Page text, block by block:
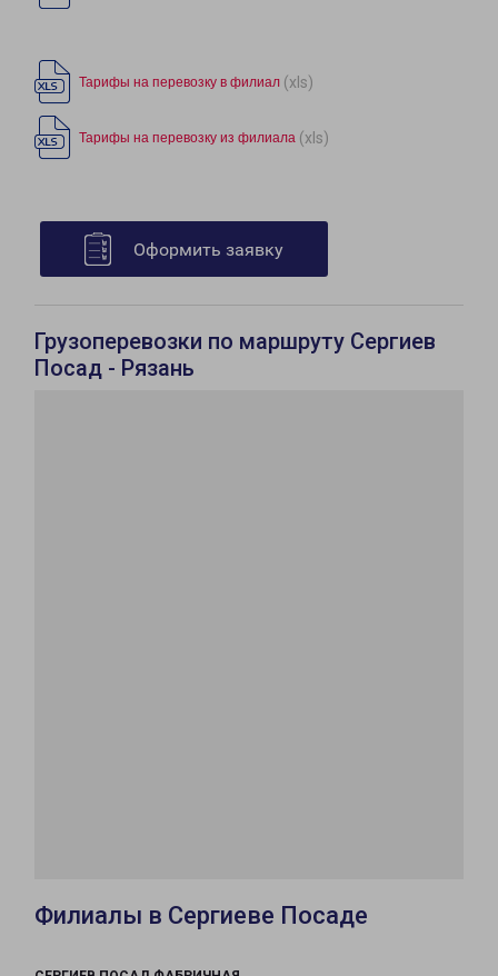
Тарифы на перевозку в филиал (xls)
Тарифы на перевозку из филиала (xls)
Оформить заявку
Грузоперевозки по маршруту Сергиев
Посад - Рязань
Филиалы в Сергиеве Посаде